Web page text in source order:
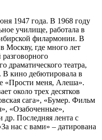
1947 года. В 1968 году
училище, работала в
филармонии. В
Москву, где много лет
драматического театра,
В кино дебютировала в
«Прости меня, Алеша».
около трех десятков
сага», «Бумер. Фильм
«Озабоченные»,
Последняя лента с
нас с вами» – датирована